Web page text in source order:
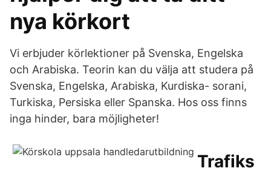
nya körkort
Vi erbjuder körlektioner på Svenska, Engelska
och Arabiska. Teorin kan du välja att studera på
Svenska, Engelska, Arabiska, Kurdiska- sorani,
Turkiska, Persiska eller Spanska. Hos oss finns
inga hinder, bara möjligheter!
Trafiks